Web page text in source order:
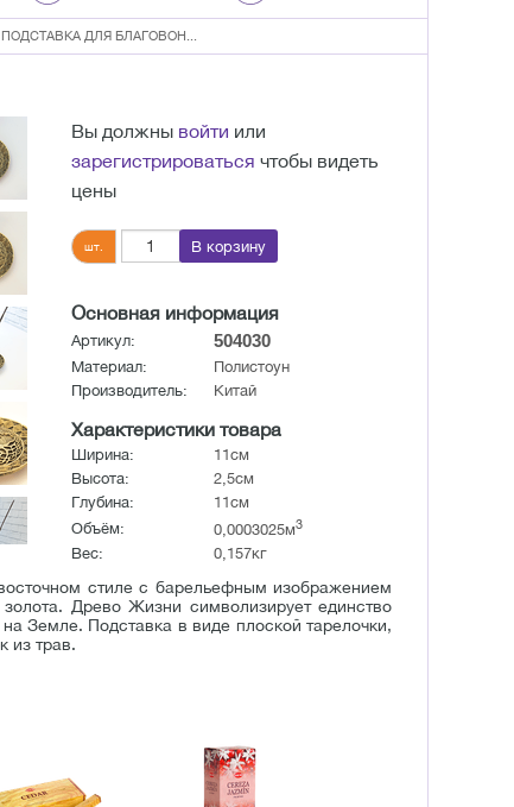
ПОДСТАВКА ДЛЯ БЛАГОВОН...
Вы должны войти или
зарегистрироваться чтобы видеть
цены
шт. В корзину
Основная информация
Артикул: 504030
Материал:
Полистоун
Производитель:
Китай
Характеристики товара
Ширина:
11см
Высота:
2,5см
Глубина:
11см
Объём:
0,0003025м3
Вес: 0,157кг
стиле с барельефным изображением
Древо Жизни символизирует единство
Земле. Подставка в виде плоской тарелочки,
из трав.